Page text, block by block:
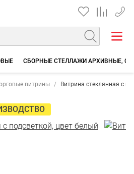
+7
СБОРНЫЕ СТЕЛЛАЖИ АРХИВНЫЕ,
витрины Витрина стеклянная с